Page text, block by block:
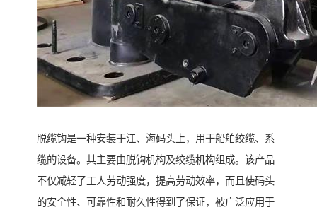
脱缆钩是一种安装于江、海码头上，用于船舶绞缆、系
缆的设备。其主要由脱钩机构及绞缆机构组成。该产品
不仅减轻了工人劳动强度，提高劳动效率，而且使码头
的安全性、可靠性和耐久性得到了保证，被广泛应用于